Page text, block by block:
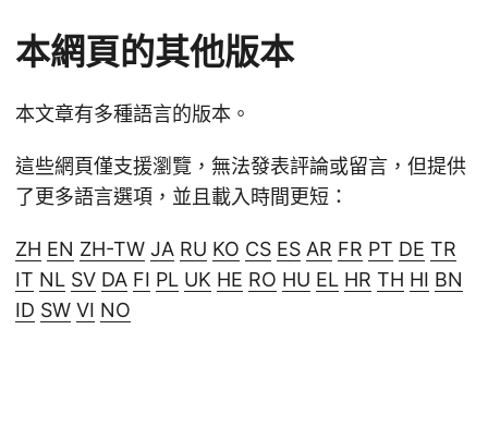
本網頁的其他版本
本文章有多種語言的版本。
這些網頁僅支援瀏覽，無法發表評論或留言，但提供
了更多語言選項，並且載入時間更短：
ZH EN ZH-TW JA RU KO CS ES AR FR PT DE TR
IT NL SV DA FI PL UK HE RO HU EL HR TH HI BN
ID SW VI NO